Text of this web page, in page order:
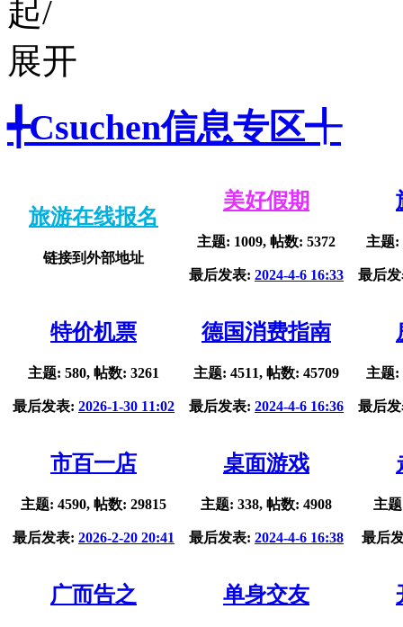
╃Csuchen信息专区╃
旅游在线报名
链接到外部地址
美好假期
主题: 1009, 帖数: 5372
最后发表: 2024-4-6 16:33
主题:
最后
特价机票
主题: 580, 帖数: 3261
最后发表: 2026-1-30 11:02
德国消费指南
主题: 4511, 帖数: 45709
最后发表: 2024-4-6 16:36
主题:
最后
市百一店
主题: 4590, 帖数: 29815
最后发表: 2026-2-20 20:41
桌面游戏
主题: 338, 帖数: 4908
最后发表: 2024-4-6 16:38
主
最后
广而告之 单身交友